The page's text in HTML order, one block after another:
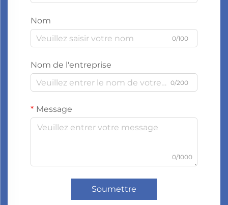
Nom
0/100
Nom de l'entreprise
0/200
Message
0/1000
Soumettre